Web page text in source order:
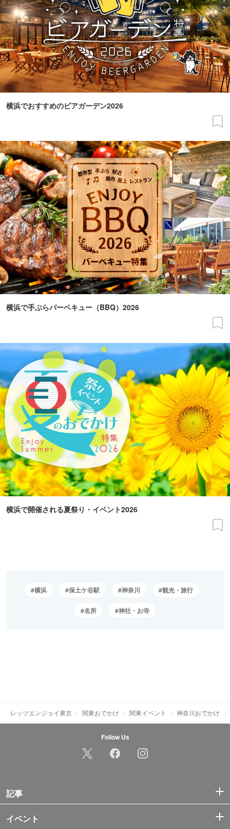
横浜でおすすめのビアガーデン2026
横浜で手ぶらバーベキュー（BBQ）2026
横浜で開催される夏祭り・イベント2026
横浜 保土ケ谷駅 神奈川 観光・旅行
名所 神社・お寺
レッツエンジョイ東京 関東おでかけ 関東イベント 神奈川おでかけ
Follow Us
記事
イベント